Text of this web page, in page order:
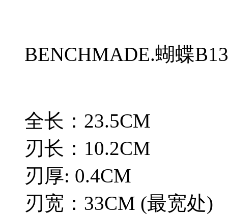
BENCHMADE.蝴蝶
全长：23.5CM
刃长：10.2CM
刃厚: 0.4CM
刃宽：33CM (最宽处)